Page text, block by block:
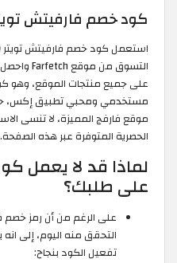
كود خصم فارفيتش
استعمل كود خصم فارفيتش تويتر
على جميع منتجات الموقع، وهو
مستخدمي ومحبي تطبيق إكس،
موقع فارفج المميزة، لا تنسى
الحصرية المتوفرة عبر هذه الصفحة.
لماذا قد لا يعمل
على طلبك؟
على الرغم من أن رمز خصم
التحقق منه اليوم، إلى انه
تفعيل الكود بنجاح: